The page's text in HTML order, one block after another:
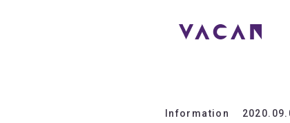
Information